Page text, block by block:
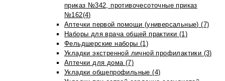
приказ №342, противочесоточные приказ
№162(4)
Аптечки первой помощи (универсальные) (7)
Наборы для врача общей практики (1)
Фельдшерские наборы (1)
Укладки экстренной личной профилактики (3)
Аптечки для дома (7)
Укладки общепрофильные (4)